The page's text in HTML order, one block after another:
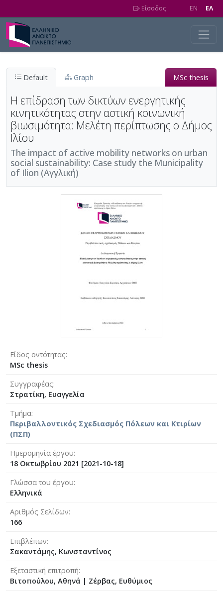
Είσοδος EN EΛ
Default Graph MSc thesis
Η επίδραση των δικτύων ενεργητικής
κινητικότητας στην αστική κοινωνική
βιωσιμότητα: Μελέτη περίπτωσης ο Δήμος
Ιλίου
The impact of active mobility networks on urban
social sustainability: Case study the Municipality
of Ilion (Αγγλική)
Είδος οντότητας
MSc thesis
Συγγραφέας
Στρατίκη, Ευαγγελία
Τμήμα
Περιβαλλοντικός Σχεδιασμός Πόλεων και Κτιρίων
(ΠΣΠ)
Ημερομηνία έργου
18 Οκτωβρίου 2021 [2021-10-18]
Γλώσσα του έργου
Ελληνικά
Αριθμός Σελίδων
166
Επιβλέπων
Σακαντάμης, Κωνσταντίνος
Εξεταστική επιτροπή
Βιτοπούλου, Αθηνά | Ζέρβας, Ευθύμιος